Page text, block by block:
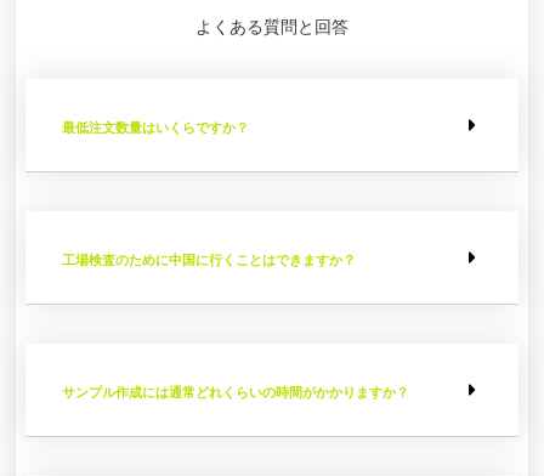
よくある質問と回答
最低注文数量はいくらですか？
工場検査のために中国に行くことはできますか？
サンプル作成には通常どれくらいの時間がかかりますか？